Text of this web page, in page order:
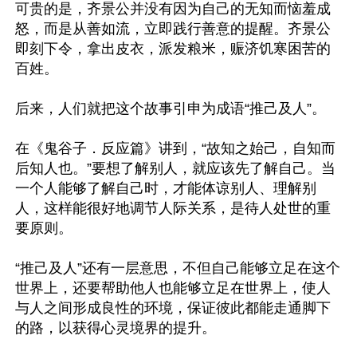
可贵的是，齐景公并没有因为自己的无知而恼羞成
怒，而是从善如流，立即践行善意的提醒。齐景公
即刻下令，拿出皮衣，派发粮米，赈济饥寒困苦的
百姓。
后来，人们就把这个故事引申为成语“推己及人”。
在《鬼谷子．反应篇》讲到，“故知之始己，自知而
后知人也。”要想了解别人，就应该先了解自己。当
一个人能够了解自己时，才能体谅别人、理解别
人，这样能很好地调节人际关系，是待人处世的重
要原则。
“推己及人”还有一层意思，不但自己能够立足在这个
世界上，还要帮助他人也能够立足在世界上，使人
与人之间形成良性的环境，保证彼此都能走通脚下
的路，以获得心灵境界的提升。